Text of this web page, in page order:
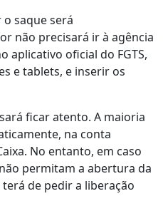
saque será
não precisará ir à agência
aplicativo oficial do FGTS,
e tablets, e inserir os
ficar atento. A maioria
na conta
No entanto, em caso
permitam a abertura da
de pedir a liberação